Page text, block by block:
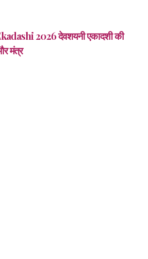
2026 देवशयनी एकादशी की
मंत्र